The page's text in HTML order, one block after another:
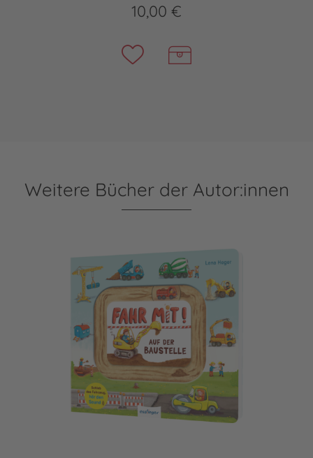
10,00 €
Weitere Bücher der Autor:innen
Meine Schiebebahn-Pappe (Soundbuch): Fahr mit auf der